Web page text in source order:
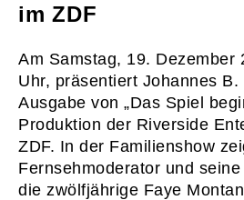
im ZDF
Am Samstag, 19. Dezember
Uhr, präsentiert Johannes
Ausgabe von „Das Spiel
Produktion der Riverside
ZDF. In der Familienshow
Fernsehmoderator und
die zwölfjährige Faye